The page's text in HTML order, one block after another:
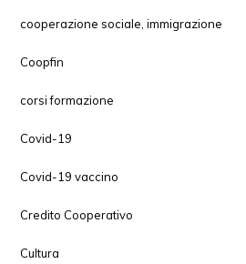
cooperazione sociale, immigrazione
Coopfin
corsi formazione
Covid-19
Covid-19 vaccino
Credito Cooperativo
Cultura